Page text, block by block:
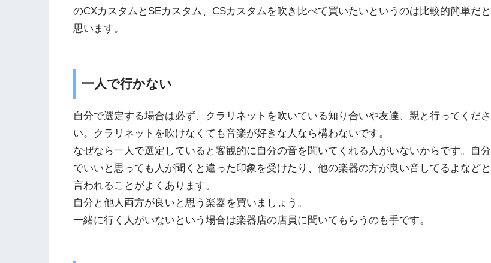
のCXカスタムとSEカスタム、CSカスタムを吹き比べて買いたいというのは比較的簡単だと
思います。
一人で行かない
自分で選定する場合は必ず、クラリネットを吹いている知り合いや友達、親と行ってくださ
い。クラリネットを吹けなくても音楽が好きな人なら構わないです。
なぜなら一人で選定していると客観的に自分の音を聞いてくれる人がいないからです。自分
でいいと思っても人が聞くと違った印象を受けたり、他の楽器の方が良い音してるよなどと
言われることがよくあります。
自分と他人両方が良いと思う楽器を買いましょう。
一緒に行く人がいないという場合は楽器店の店員に聞いてもらうのも手です。